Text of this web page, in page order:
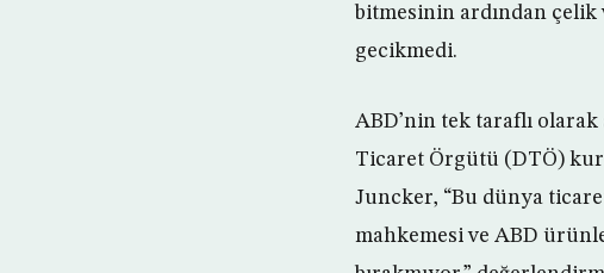
bitmesinin ardından çelik
gecikmedi.
ABD’nin tek taraflı olarak
Ticaret Örgütü (DTÖ)
Juncker, “Bu dünya
mahkemesi ve ABD